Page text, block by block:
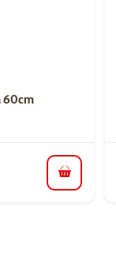
60cm
do košíku